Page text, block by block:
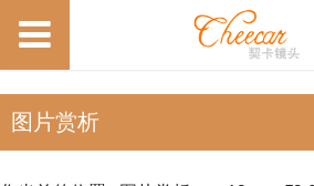
图片赏析